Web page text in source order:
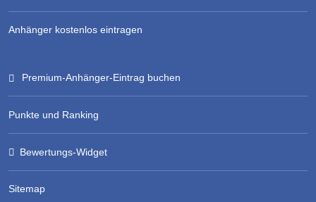
Anhänger kostenlos eintragen
Premium-Anhänger-Eintrag buchen
Punkte und Ranking
Bewertungs-Widget
Sitemap